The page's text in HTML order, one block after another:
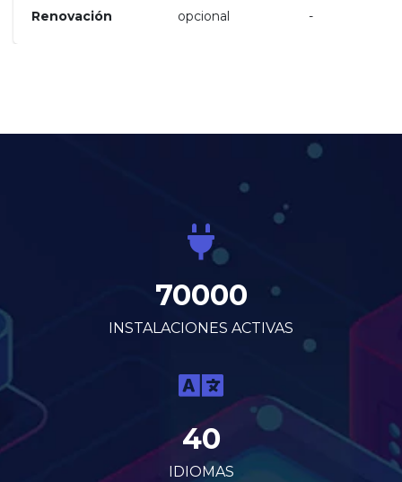
Renovación opcional -
70000
INSTALACIONES ACTIVAS
40
IDIOMAS